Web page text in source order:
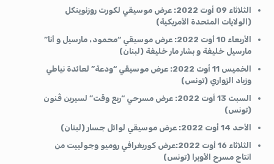
الثلاثاء 09 أوت 2022: عرض موسيقي لكورت روزنوينكل
(الولايات المتحدة الأمريكية)
الأربعاء 10 أوت 2022: عرض موسيقي “محمود، مارسيل و أنا”
مارسيل خليفة و بشار مار خليفة (لبنان)
الخميس 11 أوت 2022: عرض موسيقي “ودعة” لعائدة نياطي
وزياد الزواري (تونس)
السبت 13 أوت 2022: عرض مسرحي “ربع وقت” لسيرين ڤنون
(تونس)
الأحد 14 أوت 2022: عرض موسيقي لوائل جسار (لبنان)
الثلاثاء 16 أوت 2022:عرض كوريغرافي روميو وجولييت من
انتاج مسرح الأوبرا (تونس)